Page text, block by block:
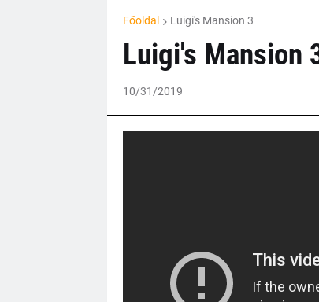
Főoldal Luigi's Mansion 3
Luigi's Mansion
10/31/2019